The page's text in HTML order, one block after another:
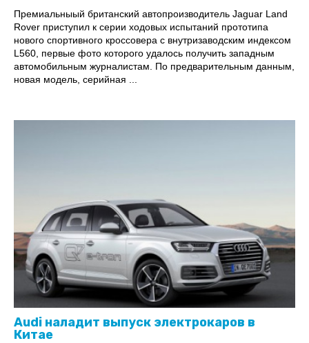
Премиальныый британский автопроизводитель Jaguar Land
Rover приступил к серии ходовых испытаний прототипа
нового спортивного кроссовера с внутризаводским индексом
L560, первые фото которого удалось получить западным
автомобильным журналистам. По предварительным данным,
новая модель, серийная ...
Audi наладит выпуск электрокаров в
Китае